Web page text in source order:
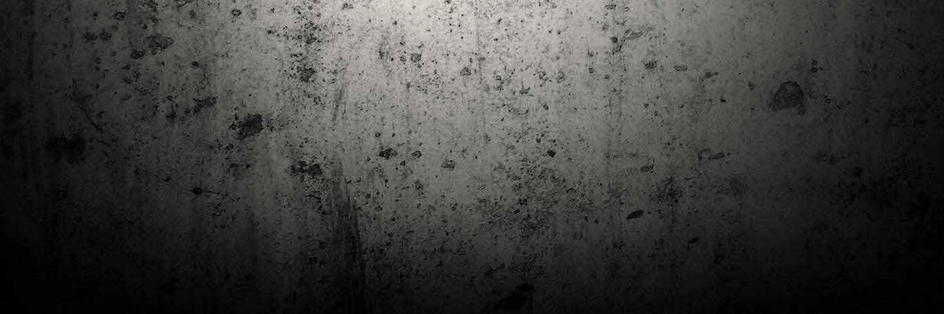
JUL
7
Club de lectura de còmics: estiu de 2024
Arriba l'estiu i amb ell una nova edició del club de lectura per passar
aquests mesos de calor. En aquesta nova edició farem dues lectures: una
al juliol i l'altre al setembre!
Com és habitual, les inscripcions es formalitzen a la Biblioteca Pública de
Tarragona i les lectures es podran llegir en edició digital.
MAY
1
Estudis en Comicologia al Còmic Barcelona
Del 3 al 5 de maig la Fira Barcelona acull la 42a edició de Còmic
Barcelona (el Saló del Còmic de tota la vida).
Divendres faré la visita anual i diumenge hi tornaré, aquest cop per participar a
la taula rodona Estudis en Comicologia: Els llibres de teoria i divulgació del
còmic en els temps del podcast, a les 16 h, a la sala còmic 6, molt ben
acompanyat:
Estudis en Comicologia: Els llibres de teoria i divulgació del còmic en els temps